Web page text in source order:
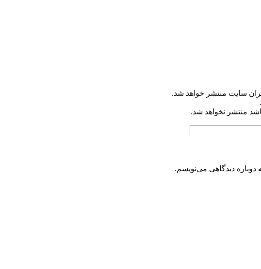
سایت منتشر خواهد شد.
منتشر نخواهد شد.
دوباره دیدگاهی می‌نویسم.